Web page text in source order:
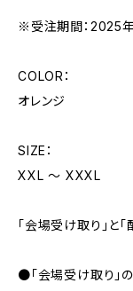
※受注期間：2025
COLOR：
オレンジ
SIZE：
XXL 〜 XXXL
「会場受け取り」と
●「会場受け取り」